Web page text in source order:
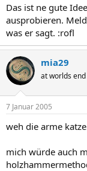
Das ist ne gute
ausprobieren.
was er sagt. :rofl
mia29
at worlds end
7 Januar 2005
weh die arme
mich würde auch